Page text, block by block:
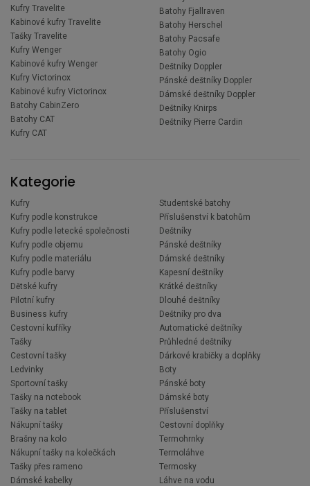
Kufry Travelite
Kabinové kufry Travelite
Tašky Travelite
Kufry Wenger
Kabinové kufry Wenger
Kufry Victorinox
Kabinové kufry Victorinox
Batohy CabinZero
Batohy CAT
Kufry CAT
Batohy Fjallraven
Batohy Herschel
Batohy Pacsafe
Batohy Ogio
Deštníky Doppler
Pánské deštníky Doppler
Dámské deštníky Doppler
Deštníky Knirps
Deštníky Pierre Cardin
Kategorie
Kufry
Kufry podle konstrukce
Kufry podle letecké společnosti
Kufry podle objemu
Kufry podle materiálu
Kufry podle barvy
Dětské kufry
Pilotní kufry
Business kufry
Cestovní kufříky
Tašky
Cestovní tašky
Ledvinky
Sportovní tašky
Tašky na notebook
Tašky na tablet
Nákupní tašky
Brašny na kolo
Nákupní tašky na kolečkách
Tašky přes rameno
Dámské kabelky
Studentské batohy
Příslušenství k batohům
Deštníky
Pánské deštníky
Dámské deštníky
Kapesní deštníky
Krátké deštníky
Dlouhé deštníky
Deštníky pro dva
Automatické deštníky
Průhledné deštníky
Dárkové krabičky a doplňky
Boty
Pánské boty
Dámské boty
Příslušenství
Cestovní doplňky
Termohrnky
Termoláhve
Termosky
Láhve na vodu